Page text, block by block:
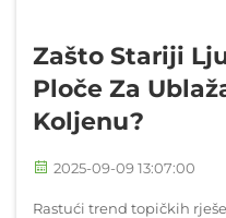
Zašto Stariji
Ploče Za
Koljenu?
2025-09-09 13:07:00
Rastući trend topičkih